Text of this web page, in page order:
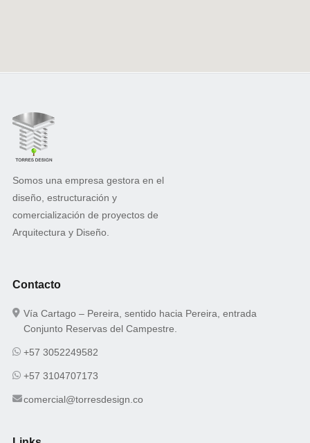
Somos una empresa gestora en el
diseño, estructuración y
comercialización de proyectos de
Arquitectura y Diseño.
Contacto
Vía Cartago – Pereira, sentido hacia Pereira, entrada
Conjunto Reservas del Campestre.
+57 3052249582
+57 3104707173
comercial@torresdesign.co